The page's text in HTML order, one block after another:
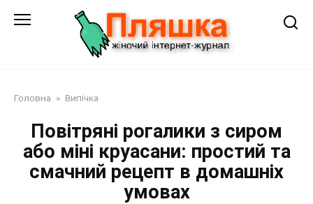
Головна » Випічка
Повітряні рогалики з сиром
або міні круасани: простий та
смачний рецепт в домашніх
умовах